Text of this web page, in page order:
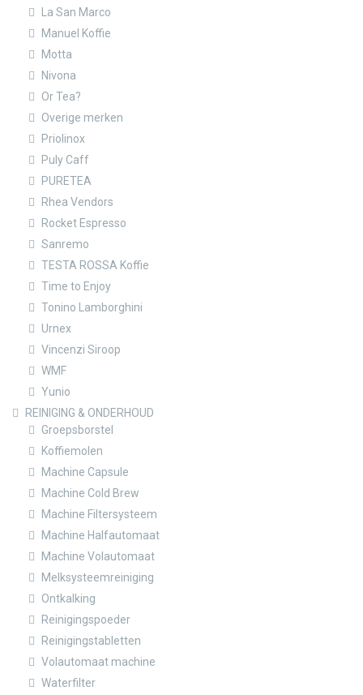
La San Marco
Manuel Koffie
Motta
Nivona
Or Tea?
Overige merken
Priolinox
Puly Caff
PURETEA
Rhea Vendors
Rocket Espresso
Sanremo
TESTA ROSSA Koffie
Time to Enjoy
Tonino Lamborghini
Urnex
Vincenzi Siroop
WMF
Yunio
REINIGING & ONDERHOUD
Groepsborstel
Koffiemolen
Machine Capsule
Machine Cold Brew
Machine Filtersysteem
Machine Halfautomaat
Machine Volautomaat
Melksysteemreiniging
Ontkalking
Reinigingspoeder
Reinigingstabletten
Volautomaat machine
Waterfilter